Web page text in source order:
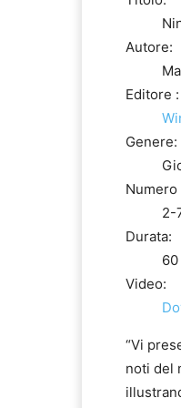
Autore:
Editore :
Genere:
2-
Durata:
Video:
“Vi
noti del